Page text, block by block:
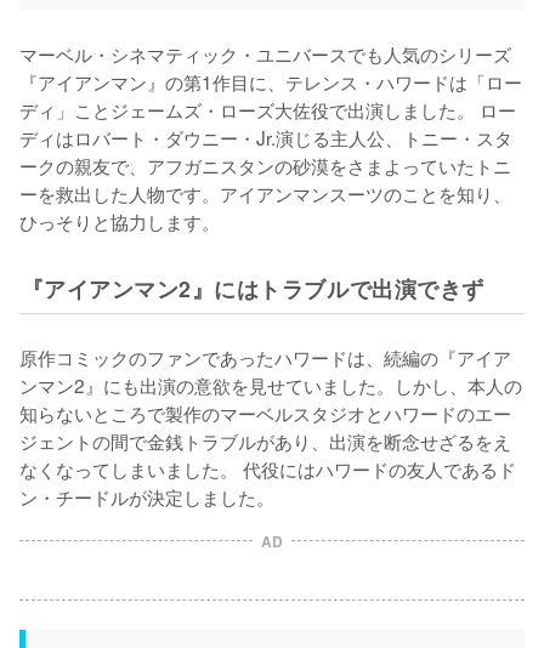
マーベル・シネマティック・ユニバースでも人気のシリーズ
『アイアンマン』の第1作目に、テレンス・ハワードは「ロー
ディ」ことジェームズ・ローズ大佐役で出演しました。 ロー
ディはロバート・ダウニー・Jr.演じる主人公、トニー・スタ
ークの親友で、アフガニスタンの砂漠をさまよっていたトニ
ーを救出した人物です。アイアンマンスーツのことを知り、
ひっそりと協力します。
『アイアンマン2』にはトラブルで出演できず
原作コミックのファンであったハワードは、続編の『アイア
ンマン2』にも出演の意欲を見せていました。しかし、本人の
知らないところで製作のマーベルスタジオとハワードのエー
ジェントの間で金銭トラブルがあり、出演を断念せざるをえ
なくなってしまいました。 代役にはハワードの友人であるド
ン・チードルが決定しました。
AD